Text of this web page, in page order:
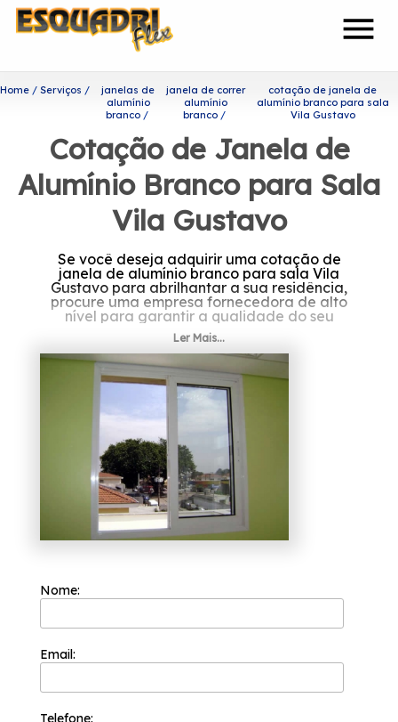
menu
Home Serviços
janelas de
alumínio
branco
janela de correr
alumínio
branco
cotação de janela de
alumínio branco para sala
Vila Gustavo
Cotação de Janela de
Alumínio Branco para Sala
Vila Gustavo
Se você deseja adquirir uma cotação de
janela de alumínio branco para sala Vila
Gustavo para abrilhantar a sua residência,
procure uma empresa fornecedora de alto
nível para garantir a qualidade do seu
produto.
Você está procurando por
cotação de janela de alumínio
branco para sala Vila
Gustavo?
A Esquadriflex tem a sua organização
focada nos resultados positivos e na
segurança. Ela procura trabalhar sempre com
a máxima eficiência e qualidade em seus
serviços e é capaz de garantir o melhor custo
benefício para seus clientes para que a
satisfação deles seja atingida.
alumínio branco para sala Vila Gustavo?
Conheça mais sobre a Esquadriflex e tenha a
São várias as opções oferecidas, como:
Janela de Alumínio para Quarto, Janela de
Lavanderia Medidas. Proporcionando
pela soluções e tendências com design e alta
Ler Mais...
Nome:
Email:
Telefone: